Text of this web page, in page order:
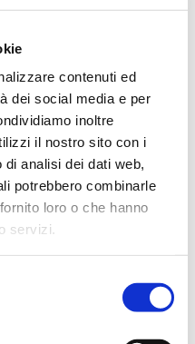
contenuti ed
dei social media e per
inoltre
il nostro sito con i
analisi dei dati web,
potrebbero combinarle
loro o che hanno
servizi.
G 3/4 F 10